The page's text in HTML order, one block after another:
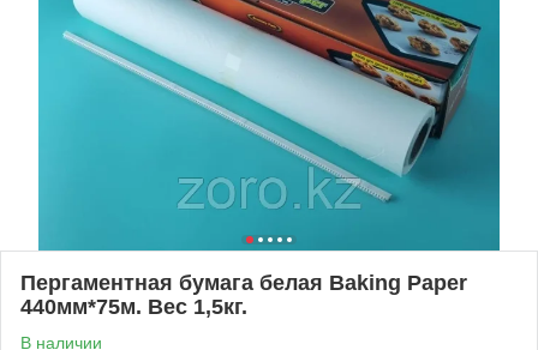
Пергаментная бумага белая Baking Paper
440мм*75м. Вес 1,5кг.
В наличии